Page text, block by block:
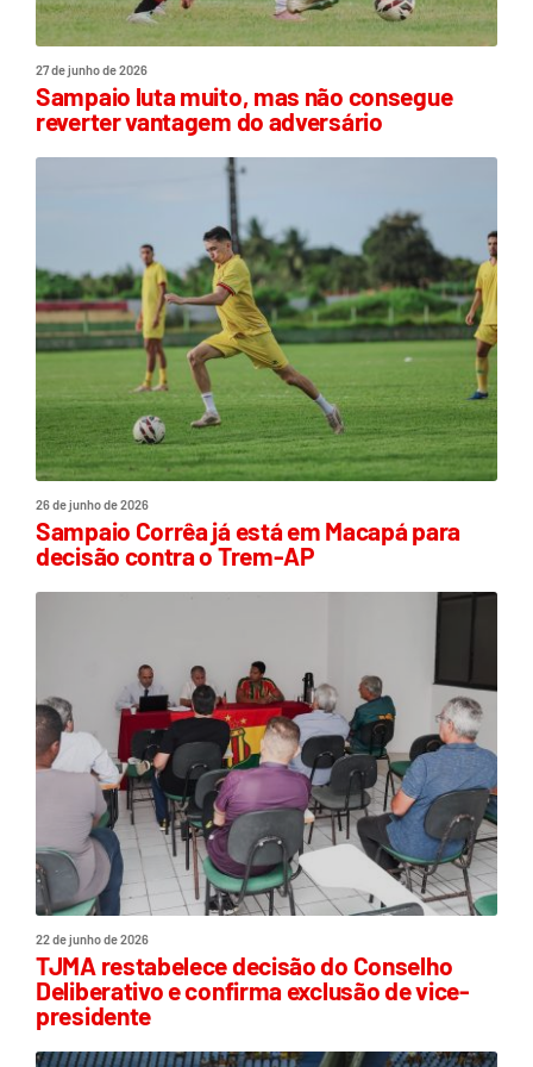
27 de junho de 2026
Sampaio luta muito, mas não consegue
reverter vantagem do adversário
26 de junho de 2026
Sampaio Corrêa já está em Macapá para
decisão contra o Trem-AP
22 de junho de 2026
TJMA restabelece decisão do Conselho
Deliberativo e confirma exclusão de vice-
presidente